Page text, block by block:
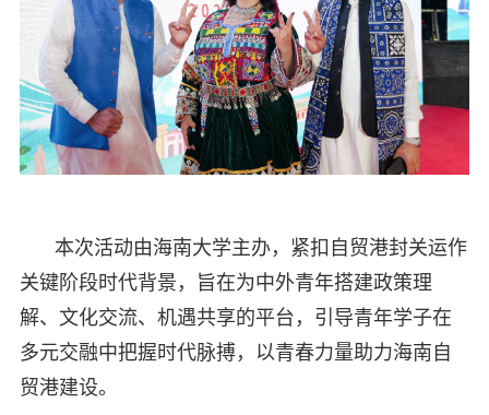
本次活动由海南大学主办，紧扣自贸港封关运作
关键阶段时代背景，旨在为中外青年搭建政策理
解、文化交流、机遇共享的平台，引导青年学子在
多元交融中把握时代脉搏，以青春力量助力海南自
贸港建设。